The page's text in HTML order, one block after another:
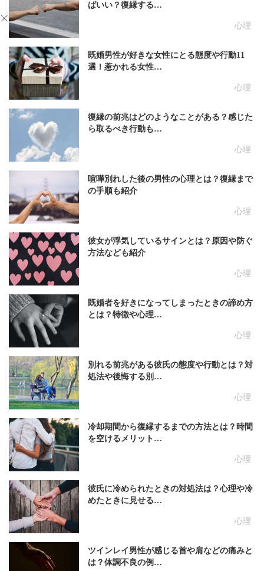
心理
ばいい？復縁する…
心理
既婚男性が好きな女性にとる態度や行動11
選！惹かれる女性…
心理
復縁の前兆はどのようなことがある？感じた
ら取るべき行動も…
心理
喧嘩別れした後の男性の心理とは？復縁まで
の手順も紹介
心理
彼女が浮気しているサインとは？原因や防ぐ
方法なども紹介
心理
既婚者を好きになってしまったときの諦め方
とは？特徴や心理…
心理
別れる前兆がある彼氏の態度や行動とは？対
処法や後悔する別…
心理
冷却期間から復縁するまでの方法とは？時間
を空けるメリット…
心理
彼氏に冷められたときの対処法は？心理や冷
めたときに見せる…
ツインレイ男性が感じる首や肩などの痛みと
は？体調不良の例…